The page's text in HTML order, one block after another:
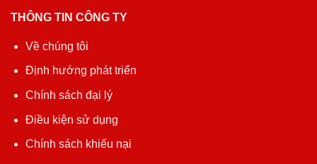
THÔNG TIN CÔNG TY
Về chúng tôi
Định hướng phát triển
Chính sách đại lý
Điều kiện sử dụng
Chính sách khiếu nại